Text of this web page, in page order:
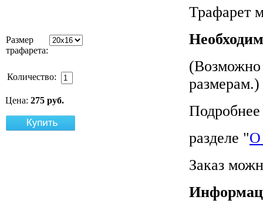
Размер
трафарета:
Количество:
Цена: 275 руб.
Трафарет
(Возможно
размерам.)
Подробнее
разделе "О
Заказ